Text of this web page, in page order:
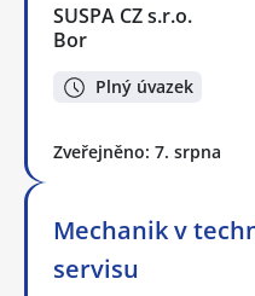
SUSPA CZ s.r.o.
Bor
Plný úvazek
Zveřejněno: 7. srpna
Mechanik v
servisu